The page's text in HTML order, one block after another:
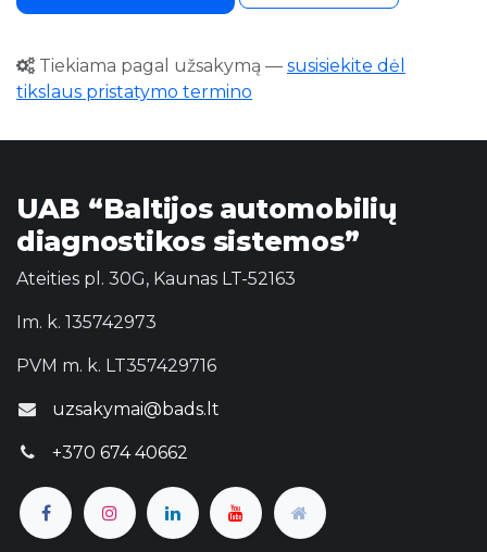
Tiekiama pagal užsakymą — susisiekite dėl
tikslaus pristatymo termino
UAB “Baltijos automobilių
diagnostikos sistemos”
Ateities pl. 30G, Kaunas LT-52163
Im. k. 135742973
PVM m. k. LT357429716
uzsakymai@bads.lt
+370 674 40662